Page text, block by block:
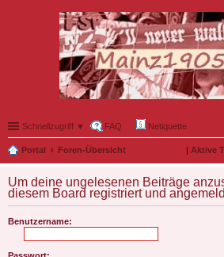
Schnellzugriff ▼ FAQ Netiquette
Portal Foren-Übersicht | Aktive
Um deine ungelesenen Beiträge
diesem Board registriert und
Benutzername: